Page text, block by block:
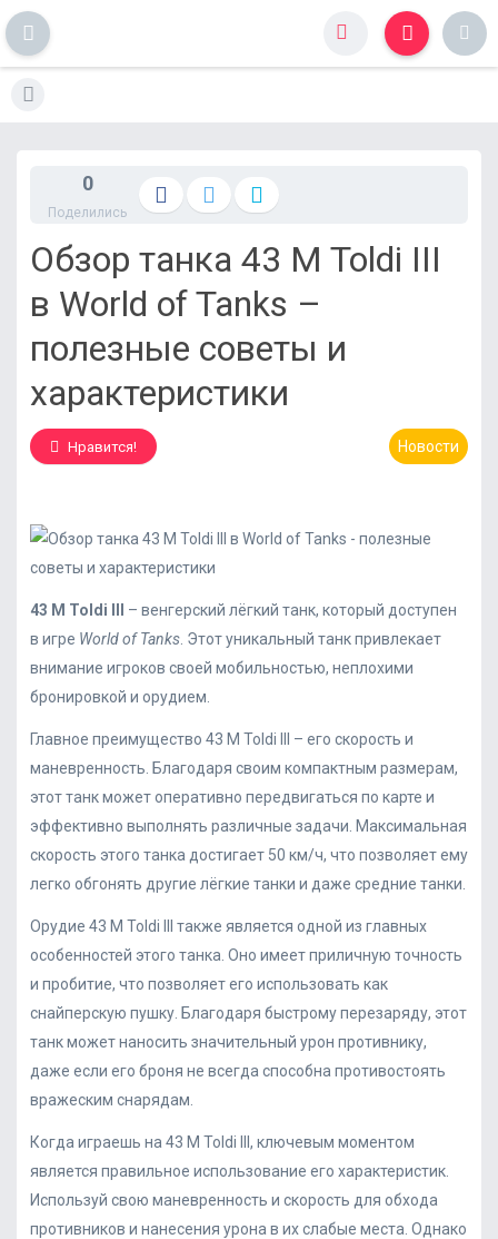
0
Поделились
Обзор танка 43 M Toldi III
в World of Tanks –
полезные советы и
характеристики
Нравится! Новости
43 M Toldi III
– венгерский лёгкий танк, который доступен
в игре World of Tanks . Этот уникальный танк привлекает
внимание игроков своей мобильностью, неплохими
бронировкой и орудием.
Главное преимущество 43 M Toldi III – его скорость и
маневренность. Благодаря своим компактным размерам,
этот танк может оперативно передвигаться по карте и
эффективно выполнять различные задачи. Максимальная
скорость этого танка достигает 50 км/ч, что позволяет ему
легко обгонять другие лёгкие танки и даже средние танки.
Орудие 43 M Toldi III также является одной из главных
особенностей этого танка. Оно имеет приличную точность
и пробитие, что позволяет его использовать как
снайперскую пушку. Благодаря быстрому перезаряду, этот
танк может наносить значительный урон противнику,
даже если его броня не всегда способна противостоять
вражеским снарядам.
Когда играешь на 43 M Toldi III, ключевым моментом
является правильное использование его характеристик.
Используй свою маневренность и скорость для обхода
противников и нанесения урона в их слабые места. Однако